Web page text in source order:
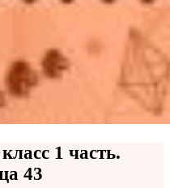
1 часть.
43